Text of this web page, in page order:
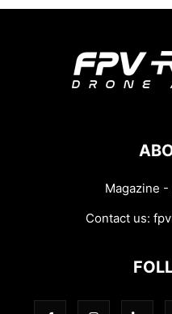
Magazine
Contact us: